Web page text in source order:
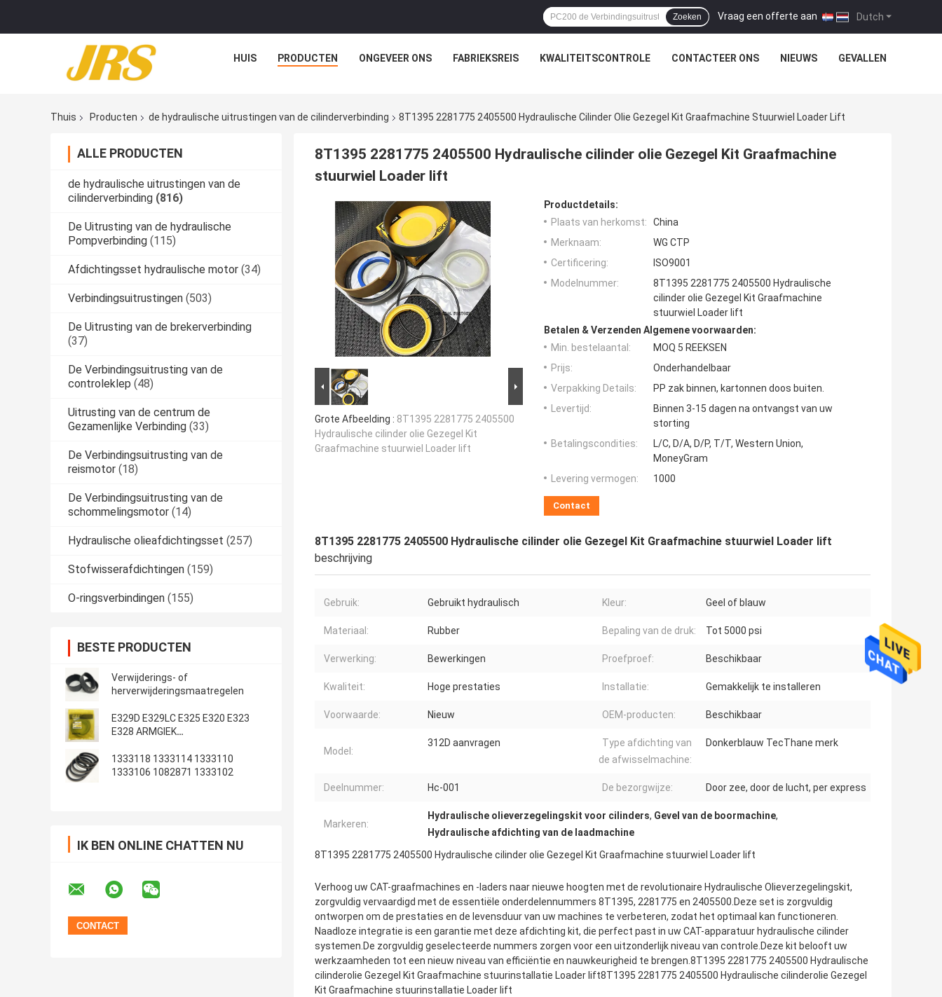
Dutch
Vraag een offerte aan |
Zoeken
HUIS PRODUCTEN ONGEVEER ONS FABRIEKSREIS KWALITEITSCONTROLE CONTACTEER ONS NIEUWS GEVALLEN
Thuis Producten de hydraulische uitrustingen van de cilinderverbinding 8T1395 2281775 2405500 Hydraulische Cilinder Olie Gezegel Kit Graafmachine Stuurwiel Loader Lift
ALLE PRODUCTEN
de hydraulische uitrustingen van de
cilinderverbinding (816)
De Uitrusting van de hydraulische
Pompverbinding (115)
Afdichtingsset hydraulische motor (34)
Verbindingsuitrustingen (503)
De Uitrusting van de brekerverbinding
(37)
De Verbindingsuitrusting van de
controleklep (48)
Uitrusting van de centrum de
Gezamenlijke Verbinding (33)
De Verbindingsuitrusting van de
reismotor (18)
De Verbindingsuitrusting van de
schommelingsmotor (14)
Hydraulische olieafdichtingsset (257)
Stofwisserafdichtingen (159)
O-ringsverbindingen (155)
BESTE PRODUCTEN
Verwijderings- of
herverwijderingsmaatregelen
E329D E329LC E325 E320 E323
E328 ARMGIEK
1333118 1333114 1333110
1333106 1082871 1333102
IK BEN ONLINE CHATTEN NU
8T1395 2281775 2405500 Hydraulische cilinder olie Gezegel Kit Graafmachine
stuurwiel Loader lift
Grote Afbeelding : 8T1395 2281775 2405500
Hydraulische cilinder olie Gezegel Kit
Graafmachine stuurwiel Loader lift
Productdetails:
Plaats van herkomst:
China
Merknaam:
WG CTP
Certificering:
ISO9001
Modelnummer:
8T1395 2281775 2405500 Hydraulische
cilinder olie Gezegel Kit Graafmachine
stuurwiel Loader lift
Betalen & Verzenden Algemene voorwaarden:
Min. bestelaantal:
MOQ 5 REEKSEN
Prijs:
Onderhandelbaar
Verpakking Details:
PP zak binnen, kartonnen doos buiten.
Levertijd:
Binnen 3-15 dagen na ontvangst van uw
storting
Betalingscondities:
L/C, D/A, D/P, T/T, Western Union,
MoneyGram
Levering vermogen:
1000
Contact
8T1395 2281775 2405500 Hydraulische cilinder olie Gezegel Kit Graafmachine stuurwiel Loader lift
beschrijving
Gebruik: Gebruikt hydraulisch Kleur: Geel of blauw
Materiaal: Rubber Bepaling van de druk: Tot 5000 psi
Verwerking: Bewerkingen Proefproef: Beschikbaar
Kwaliteit: Hoge prestaties Installatie: Gemakkelijk te installeren
Voorwaarde: Nieuw OEM-producten: Beschikbaar
Model:
312D aanvragen
Type afdichting van
de afwisselmachine:
Donkerblauw TecThane merk
Deelnummer: Hc-001 De bezorgwijze: Door zee, door de lucht, per express
Markeren:
Hydraulische olieverzegelingskit voor cilinders, Gevel van de boormachine,
Hydraulische afdichting van de laadmachine
8T1395 2281775 2405500 Hydraulische cilinder olie Gezegel Kit Graafmachine stuurwiel Loader lift
Verhoog uw CAT-graafmachines en -laders naar nieuwe hoogten met de revolutionaire Hydraulische Olieverzegelingskit,
zorgvuldig vervaardigd met de essentiële onderdelennummers 8T1395, 2281775 en 2405500.Deze set is zorgvuldig
ontworpen om de prestaties en de levensduur van uw machines te verbeteren, zodat het optimaal kan functioneren.
Naadloze integratie is een garantie met deze afdichting kit, die perfect past in uw CAT-apparatuur hydraulische cilinder
systemen.De zorgvuldig geselecteerde nummers zorgen voor een uitzonderlijk niveau van controle.Deze kit belooft uw
werkzaamheden tot een nieuw niveau van efficiëntie en nauwkeurigheid te brengen.8T1395 2281775 2405500 Hydraulische
cilinderolie Gezegel Kit Graafmachine stuurinstallatie Loader lift8T1395 2281775 2405500 Hydraulische cilinderolie Gezegel
Kit Graafmachine stuurinstallatie Loader lift